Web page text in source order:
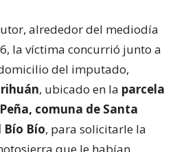
alrededor del mediodía
la víctima concurrió junto a
del imputado,
, ubicado en la parcela
comuna de Santa
Bío Bío, para solicitarle la
que le habían